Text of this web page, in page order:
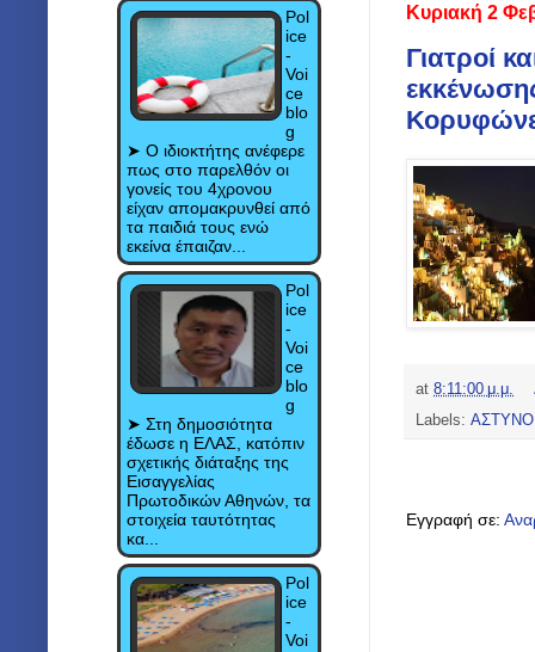
Κυριακή 2
Γιατροί
at 8:11:00 μ.μ.
Labels:
Εγγραφή σε:
Pol
ice
-
Voi
ce
blo
g
➤ Ο ιδιοκτήτης ανέφερε
πως στο παρελθόν οι
γονείς του 4χρονου
είχαν απομακρυνθεί από
τα παιδιά τους ενώ
εκείνα έπαιζαν...
Pol
ice
-
Voi
ce
blo
g
➤ Στη δημοσιότητα
έδωσε η ΕΛΑΣ, κατόπιν
σχετικής διάταξης της
Εισαγγελίας
Πρωτοδικών Αθηνών, τα
στοιχεία ταυτότητας
κα...
Pol
ice
-
Voi